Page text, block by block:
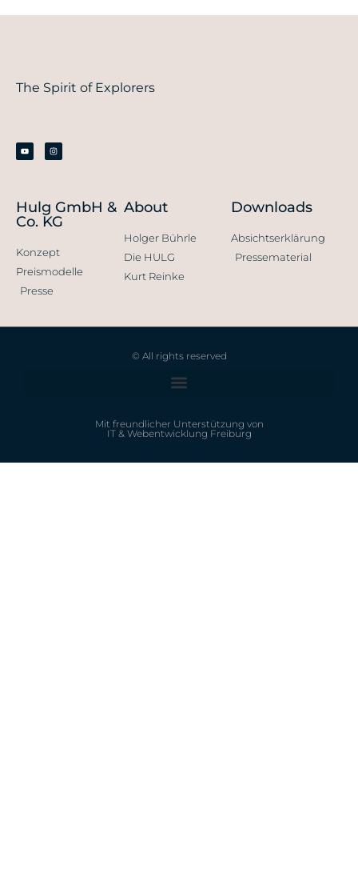
The Spirit of Explorers
Hulg GmbH &
Co. KG
Konzept
Preismodelle
Presse
About
Holger Bührle
Die HULG
Kurt Reinke
Downloads
Absichtserklärung
Pressematerial
© All rights reserved
Mit freundlicher Unterstützung von
IT & Webentwicklung Freiburg